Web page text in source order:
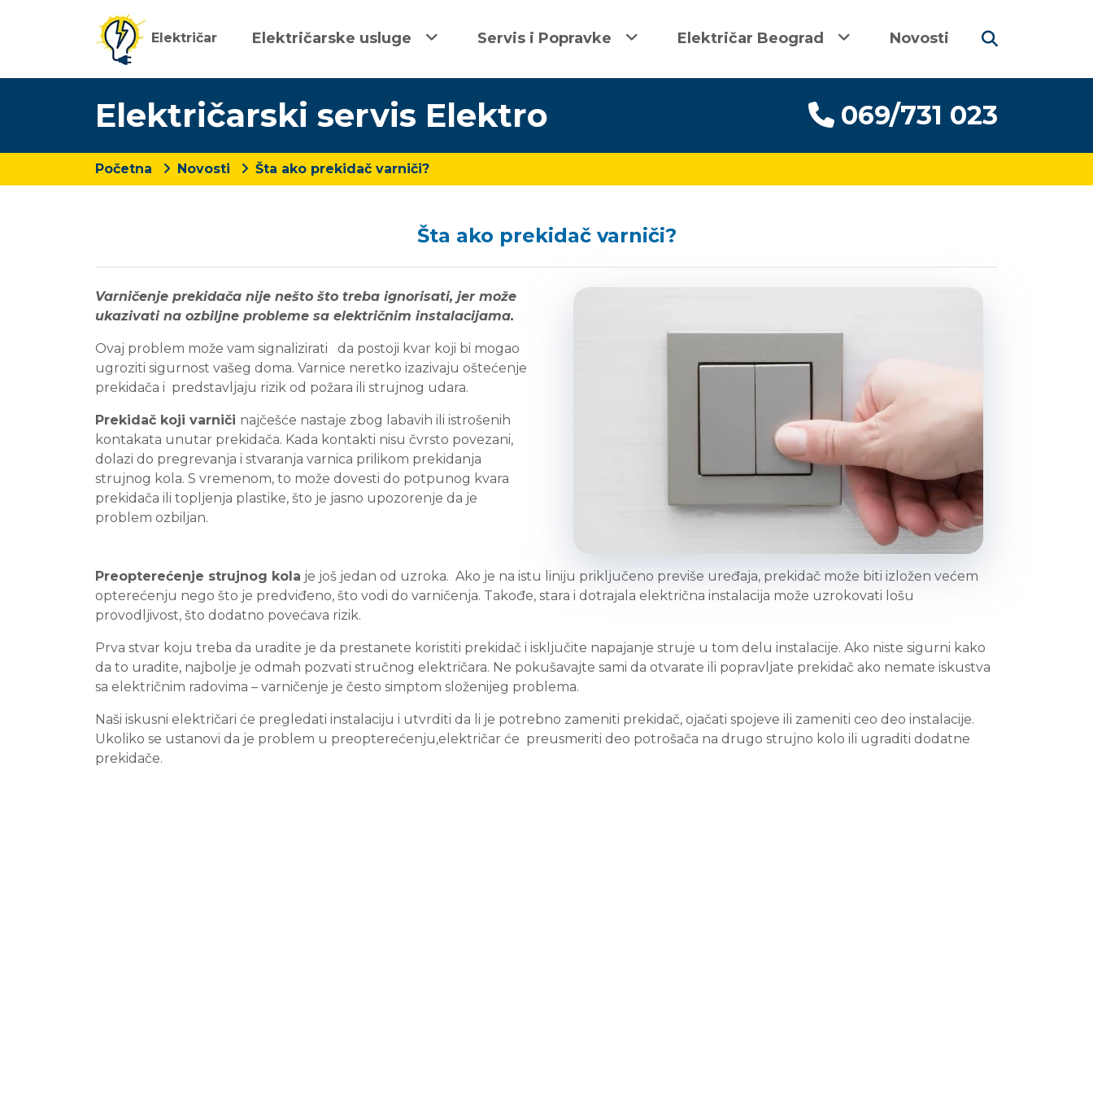
Električar Električarske usluge Servis i Popravke Električar Beograd Novosti
Električarski servis Elektro 069/731 023
Početna Novosti Šta ako prekidač varniči?
Šta ako prekidač varniči?
Varničenje prekidača nije nešto što treba ignorisati, jer može
ukazivati na ozbiljne probleme sa električnim instalacijama.
Ovaj problem može vam signalizirati da postoji kvar koji bi mogao
ugroziti sigurnost vašeg doma. Varnice neretko izazivaju oštećenje
prekidača i predstavljaju rizik od požara ili strujnog udara.
Prekidač koji varniči najčešće nastaje zbog labavih ili istrošenih
kontakata unutar prekidača. Kada kontakti nisu čvrsto povezani,
dolazi do pregrevanja i stvaranja varnica prilikom prekidanja
strujnog kola. S vremenom, to može dovesti do potpunog kvara
prekidača ili topljenja plastike, što je jasno upozorenje da je
problem ozbiljan.
Preopterećenje strujnog kola je još jedan od uzroka. Ako je na istu liniju priključeno previše uređaja, prekidač može biti izložen većem
opterećenju nego što je predviđeno, što vodi do varničenja. Takođe, stara i dotrajala električna instalacija može uzrokovati lošu
provodljivost, što dodatno povećava rizik.
Prva stvar koju treba da uradite je da prestanete koristiti prekidač i isključite napajanje struje u tom delu instalacije. Ako niste sigurni kako
da to uradite, najbolje je odmah pozvati stručnog električara. Ne pokušavajte sami da otvarate ili popravljate prekidač ako nemate iskustva
sa električnim radovima – varničenje je često simptom složenijeg problema.
Naši iskusni električari će pregledati instalaciju i utvrditi da li je potrebno zameniti prekidač, ojačati spojeve ili zameniti ceo deo instalacije.
Ukoliko se ustanovi da je problem u preopterećenju,električar će preusmeriti deo potrošača na drugo strujno kolo ili ugraditi dodatne
prekidače.